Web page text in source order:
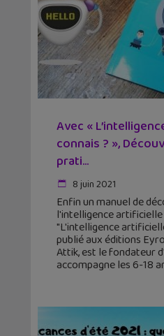
Avec «
connais ? »,
prati...
8 juin 2021
Enfin un manuel de
l'intelligence
"L'intelligence
publié aux éditions
Attik, est le fondateur
accompagne les 6-18